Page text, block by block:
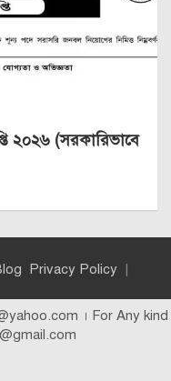
২০২৬ (সরকারিভাবে
Privacy Policy
। For Any kind